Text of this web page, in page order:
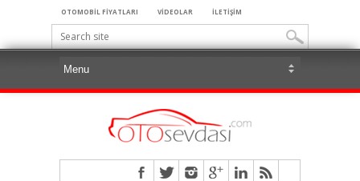
OTOMOBİL FİYATLARI VİDEOLAR İLETİŞİM